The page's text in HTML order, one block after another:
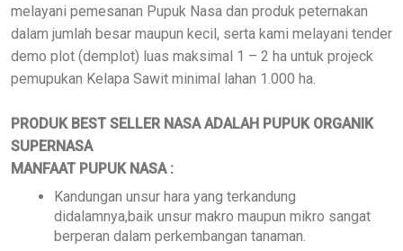
melayani pemesanan Pupuk Nasa dan produk peternakan
dalam jumlah besar maupun kecil, serta kami melayani tender
demo plot (demplot) luas maksimal 1 – 2 ha untuk projeck
pemupukan Kelapa Sawit minimal lahan 1.000 ha.
PRODUK BEST SELLER NASA ADALAH PUPUK ORGANIK
SUPERNASA
MANFAAT PUPUK NASA :
Kandungan unsur hara yang terkandung
didalamnya,baik unsur makro maupun mikro sangat
berperan dalam perkembangan tanaman.